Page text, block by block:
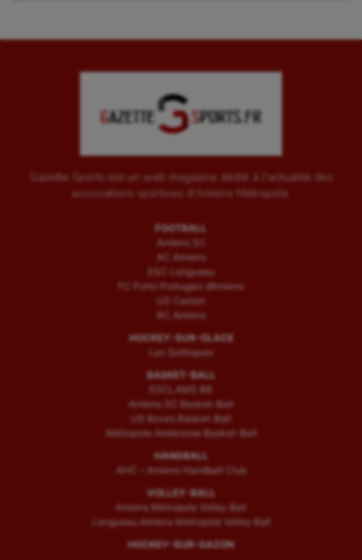
Water-polo
Gazette Sports est un web magazine dédié à l'actualité des
associations sportives d'Amiens Métropole.
FOOTBALL
Amiens SC
AC Amiens
ESC Longueau
FC Porto Portugais d’Amiens
US Camon
RC Amiens
HOCKEY-SUR-GLACE
Les Gothiques
BASKET-BALL
ESCLAMS BB
Amiens SC Basket-Ball
US Boves Basket-Ball
Métropole Amiénoise Basket-Ball
HANDBALL
AHC – Amiens Handball Club
VOLLEY-BALL
Amiens Métropole Volley Ball
Longueau Amiens Metropole Volley Ball
HOCKEY-SUR-GAZON